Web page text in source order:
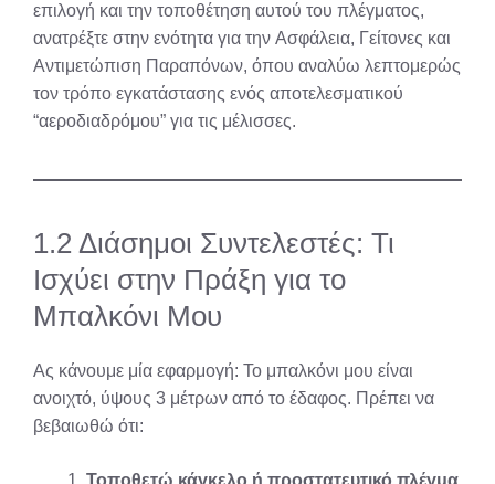
επιλογή και την τοποθέτηση αυτού του πλέγματος,
ανατρέξτε στην ενότητα για την Ασφάλεια, Γείτονες και
Αντιμετώπιση Παραπόνων, όπου αναλύω λεπτομερώς
τον τρόπο εγκατάστασης ενός αποτελεσματικού
“αεροδιαδρόμου” για τις μέλισσες.
1.2 Διάσημοι Συντελεστές: Τι
Ισχύει στην Πράξη για το
Μπαλκόνι Μου
Ας κάνουμε μία εφαρμογή: Το μπαλκόνι μου είναι
ανοιχτό, ύψους 3 μέτρων από το έδαφος. Πρέπει να
βεβαιωθώ ότι:
Τοποθετώ κάγκελο ή προστατευτικό πλέγμα